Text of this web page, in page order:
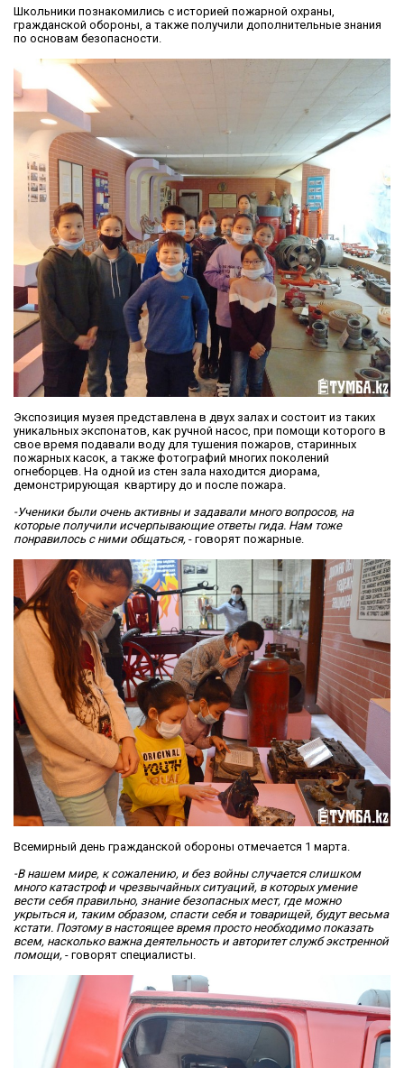
Школьники познакомились с историей пожарной охраны,
гражданской обороны, а также получили дополнительные знания
по основам безопасности.
Экспозиция музея представлена в двух залах и состоит из таких
уникальных экспонатов, как ручной насос, при помощи которого в
свое время подавали воду для тушения пожаров, старинных
пожарных касок, а также фотографий многих поколений
огнеборцев. На одной из стен зала находится диорама,
демонстрирующая квартиру до и после пожара.
-Ученики были очень активны и задавали много вопросов, на
которые получили исчерпывающие ответы гида. Нам тоже
понравилось с ними общаться, - говорят пожарные.
Всемирный день гражданской обороны отмечается 1 марта.
-В нашем мире, к сожалению, и без войны случается слишком
много катастроф и чрезвычайных ситуаций, в которых умение
вести себя правильно, знание безопасных мест, где можно
укрыться и, таким образом, спасти себя и товарищей, будут весьма
кстати. Поэтому в настоящее время просто необходимо показать
всем, насколько важна деятельность и авторитет служб экстренной
помощи, - говорят специалисты.